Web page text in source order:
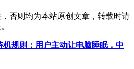
否则均为本站原创文章，转载时请
机规则：用户主动让电脑睡眠，中